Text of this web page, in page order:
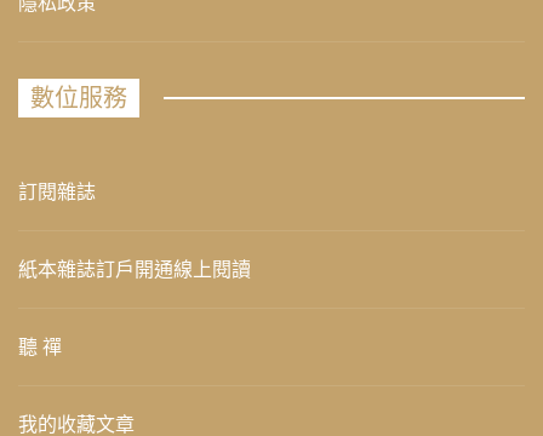
數位服務
訂閱雜誌
紙本雜誌訂戶開通線上閱讀
聽 禪
我的收藏文章